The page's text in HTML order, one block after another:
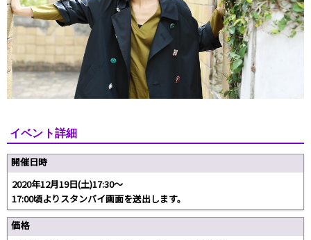
イベント詳細
開催日時
2020年12月19日(土)17:30～
17:00頃よりスタンバイ画面を送出します。
価格